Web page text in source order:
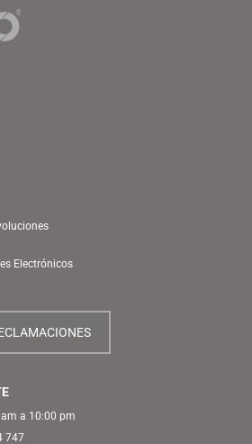
Electrónicos
a 10:00 pm
747